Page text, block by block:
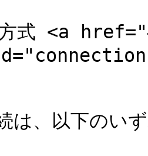
方式 <a
は、以下のい